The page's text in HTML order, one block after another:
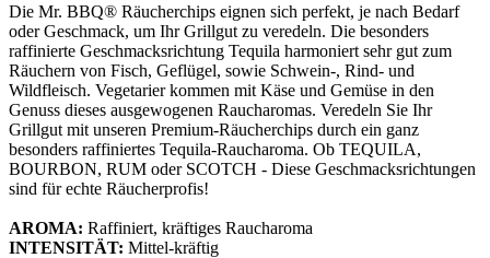
Die Mr. BBQ® Räucherchips eignen sich perfekt, je nach Bedarf
oder Geschmack, um Ihr Grillgut zu veredeln. Die besonders
raffinierte Geschmacksrichtung Tequila harmoniert sehr gut zum
Räuchern von Fisch, Geflügel, sowie Schwein-, Rind- und
Wildfleisch. Vegetarier kommen mit Käse und Gemüse in den
Genuss dieses ausgewogenen Raucharomas. Veredeln Sie Ihr
Grillgut mit unseren Premium-Räucherchips durch ein ganz
besonders raffiniertes Tequila-Raucharoma. Ob TEQUILA,
BOURBON, RUM oder SCOTCH - Diese Geschmacksrichtungen
sind für echte Räucherprofis!
AROMA: Raffiniert, kräftiges Raucharoma
INTENSITÄT: Mittel-kräftig